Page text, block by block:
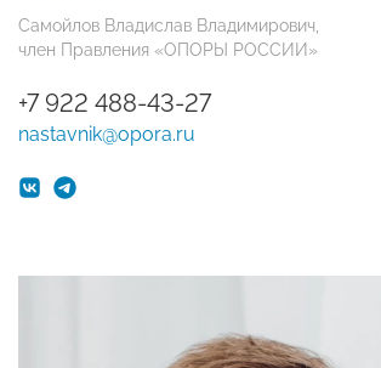
Самойлов Владислав Владимирович,
член Правления «ОПОРЫ РОССИИ»
+7 922 488-43-27
nastavnik@opora.ru